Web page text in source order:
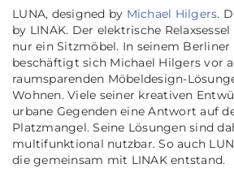
LUNA, designed by Michael Hilgers.
by LINAK. Der elektrische
nur ein Sitzmöbel. In seinem
beschäftigt sich Michael Hilgers vor
raumsparenden Möbeldesign-
Wohnen. Viele seiner kreativen
urbane Gegenden eine Antwort auf
Platzmangel. Seine Lösungen sind
multifunktional nutzbar. So auch
die gemeinsam mit LINAK entstand.